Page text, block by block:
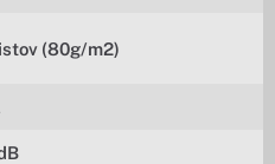
(80g/m2)